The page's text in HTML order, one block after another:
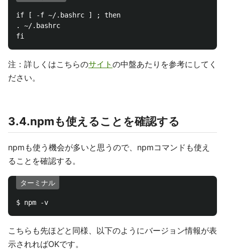
if [ -f ~/.bashrc ] ; then
. ~/.bashrc
注：詳しくはこちらのサイト の中盤あたりを参考にしてく
ださい。
3.4.npmも使えることを確認する
npmも使う機会が多いと思うので、npmコマンドも使え
ることを確認する。
ターミナル
こちらも先ほどと同様、以下のようにバージョン情報が表
示されればOKです。